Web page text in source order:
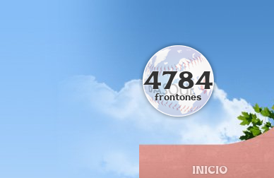
INICIO
4784
frontones